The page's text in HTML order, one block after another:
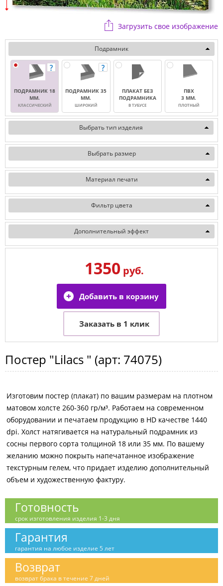
Загрузить свое изображение
Подрамник
ПОДРАМНИК 18
ММ.
КЛАССИЧЕСКИЙ
ПОДРАМНИК 35
ММ.
ШИРОКИЙ
ПЛАКАТ БЕЗ
ПОДРАМНИКА
В ТУБУСЕ
ПВХ
3 ММ.
ПЛОТНЫЙ
Выбрать тип изделия
Выбрать размер
Материал печати
Фильтр цвета
Дополнительный эффект
1350руб.
Постер "Lilacs " (арт: 74075)
Изготовим постер (плакат) по вашим размерам на плотном
матовом холсте 260-360 гр/м³. Работаем на современном
оборудовании и печатаем продукцию в HD качестве 1440
dpi. Холст натягивается на натуральный подрамник из
сосны первого сорта толщиной 18 или 35 мм. По вашему
желанию можно покрыть напечатанное изображение
текстурным гелем, что придает изделию дополнительный
объем и художественную фактуру.
Готовность
срок изготовления изделия 1-3 дня
Гарантия
гарантия на любое изделие 5 лет
Возврат
возврат брака в течение 7 дней